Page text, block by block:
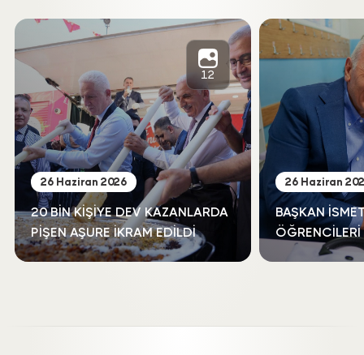
26 Haziran 2026
20 BİN KİŞİYE DEV KAZANLARDA
PİŞEN AŞURE İKRAM EDİLDİ
12
26 Haziran
BAŞKAN
YALNIZ
PAYLAŞ Fotoğrafı İndir